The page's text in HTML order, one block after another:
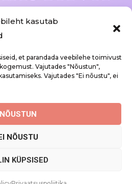
kasutab
et parandada veebilehe toimivust
Vajutades "Nõustun",
Vajutades "Ei nõustu", ei
NÕUSTUN
NÕUSTU
KÜPSISED
—
VARSTI